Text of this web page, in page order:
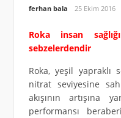
ferhan bala 25 Ekim 2016
Roka insan
sebzelerdendir
Roka, yeşil yapraklı
nitrat seviyesine
akışının artışına
performansı